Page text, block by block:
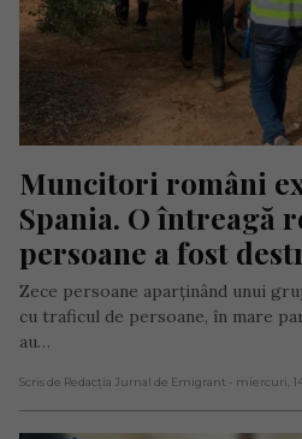
Muncitori români
Spania. O întreagă
persoane a fost
Zece persoane aparținând unui
cu traficul de persoane, în mare
au…
Scris de Redacția Jurnal de Emigrant - miercuri,